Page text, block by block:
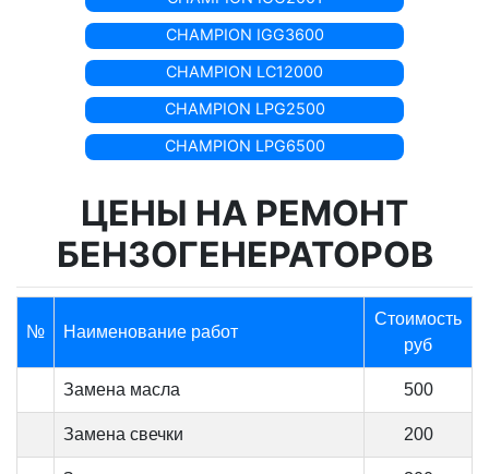
CHAMPION IGG3600
CHAMPION LC12000
CHAMPION LPG2500
CHAMPION LPG6500
ЦЕНЫ НА РЕМОНТ
БЕНЗОГЕНЕРАТОРОВ
№ Наименование работ
Стоимость
руб
Замена масла 500
Замена свечки 200